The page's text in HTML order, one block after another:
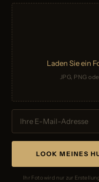
Laden Sie ein
JPG, PNG
LOOK MEINES
Ihr Foto wird nur zur